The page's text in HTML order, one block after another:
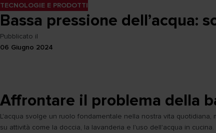
TECNOLOGIE E PRODOTTI
Bassa pressione dell’acqua:
Pubblicato il
06 Giugno 2024
Affrontare il problema della
L'acqua svolge un ruolo fondamentale nella nostra vita quotidiana,
su attività come la doccia, la lavanderia e l'uso dell'acqua in cucina.